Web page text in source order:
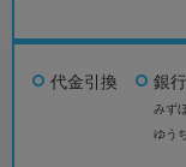
代金引換 銀
みず
ゆう